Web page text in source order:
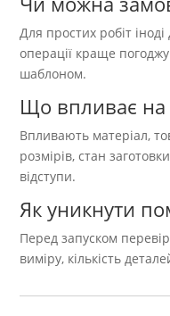
Для простих робіт
операції краще
шаблоном.
Що впливає на
Впливають матеріал,
розмірів, стан
відступи.
Як уникнути
Перед запуском
виміру, кількість